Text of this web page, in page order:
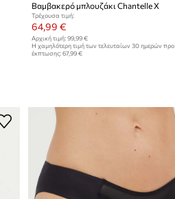
Βαμβακερό μπλουζάκι Chantelle X
Τρέχουσα τιμή:
64,99 €
Αρχική τιμή: 99,99 €
Η χαμηλότερη τιμή των τελευταίων 30 ημερών προ
έκπτωσης: 67,99 €